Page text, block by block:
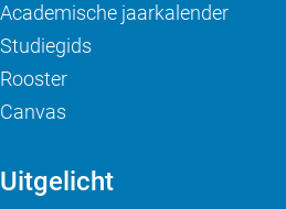
Academische jaarkalender
Studiegids
Rooster
Canvas
Uitgelicht